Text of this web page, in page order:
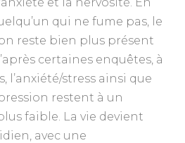
qui ne fume pas, le
reste bien plus présent
certaines enquêtes, à
l’anxiété/stress ainsi que
restent à un
faible. La vie devient
avec une